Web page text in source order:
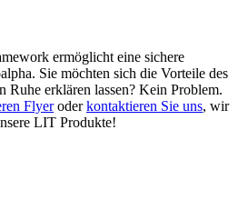
ermöglicht eine sichere
Sie möchten sich die Vorteile des
erklären lassen? Kein Problem.
Flyeroderkontaktieren Sie uns, wir
LIT Produkte!